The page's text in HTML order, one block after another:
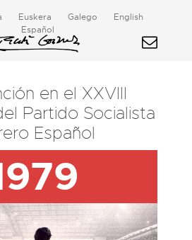
Euskera Galego
English
Español
en el XXVIII
Partido Socialista
Español